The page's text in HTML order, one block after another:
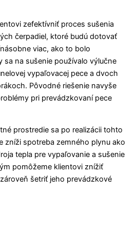
zefektívniť proces sušenia
čerpadiel, ktoré budú dotovať
viac, ako to bolo
sa na sušenie používalo výlučne
vypaľovacej pece a dvoch
Pôvodné riešenie navyše
pri prevádzkovaní pece
prostredie sa po realizácii tohto
zníži spotreba zemného plynu ako
tepla pre vypaľovanie a sušenie
pomôžeme klientovi znížiť
šetriť jeho prevádzkové